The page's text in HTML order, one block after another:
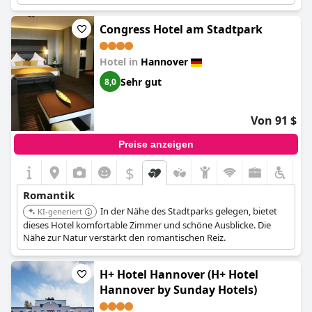
und Romantik suchen.
Congress Hotel am Stadtpark
Hotel in Hannover
8,0 Sehr gut
Von 91 $
Preise anzeigen
$
Romantik
KI-generiert
In der Nähe des Stadtparks gelegen, bietet
dieses Hotel komfortable Zimmer und schöne Ausblicke. Die
Nähe zur Natur verstärkt den romantischen Reiz.
H+ Hotel Hannover (H+ Hotel
Hannover by Sunday Hotels)